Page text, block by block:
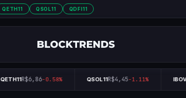
QETH11 QSOL11 QDFI11
QETH11R$6,86-0.58% QSOL11R$4,45-1.11%